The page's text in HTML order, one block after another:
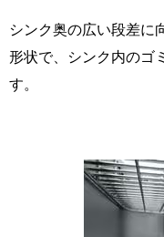
シンク奥の広い段差に
形状で、シンク内のゴ
す。